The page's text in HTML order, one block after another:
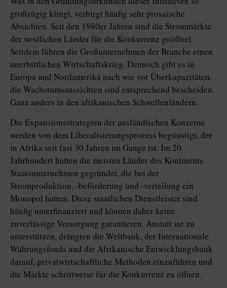
großzügig klingt, verbirgt häufig sehr prosaische
Absichten. Seit den 1980er Jahren sind die Strommärkte
der westlichen Länder für die Konkurrenz geöffnet.
Seitdem führen die Großunternehmen der Branche einen
unerbittlichen Wirtschaftskrieg. Dennoch gibt es in
Europa und Nordamerika nach wie vor Überkapazitäten,
die Wachstumsaussichten sind entsprechend bescheiden.
Ganz anders in den afrikanischen Schwellenländern.
Die Expansionsstrategien der ausländischen Konzerne
werden von dem Liberalisierungsprozess begünstigt, der
in Afrika seit fast 30 Jahren im Gange ist. Im 20.
Jahrhundert hatten die meisten Länder des Kontinents
Staatsunternehmen gegründet, die bei der
Stromproduktion, -beförderung und -verteilung ein
Monopol hatten. Diese staatlichen Dienstleister sind
häufig unterfinanziert und können daher keine
zuverlässige Versorgung garantieren. Anstatt sie zu
unterstützen, drängten die Weltbank, der Interna­tio­nale
Währungsfonds und die Afrikanische Entwicklungsbank
darauf, privatwirtschaftliche Methoden einzuführen und
die Märkte schrittweise für die Konkurrenz zu öffnen.